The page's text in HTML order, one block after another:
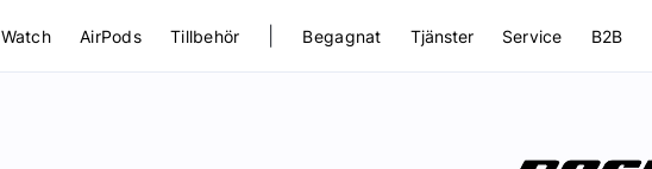
Watch AirPods Tillbehör Begagnat Tjänster Service B2B